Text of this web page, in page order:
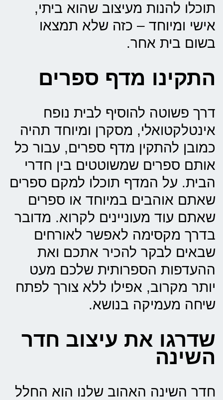
תוכלו להנות מעיצוב שהוא ביתי,
אישי ומיוחד – כזה שלא תמצאו
בשום בית אחר.
התקינו מדף ספרים
דרך פשוטה להוסיף לבית נופח
אינטלקטואלי, מסקרן ומיוחד תהיה
כמובן להתקין מדף ספרים, עבור כל
אותם ספרים שמשוטטים בין חדרי
הבית. על המדף תוכלו למקם ספרים
שאתם אוהבים במיוחד או ספרים
שאתם עוד מעוניינים לקרוא. מדובר
בדרך מקסימה לאפשר לאורחים
שבאים לבקר להכיר אתכם ואת
ההעדפות הספרותית שלכם מעט
יותר מקרוב, אפילו ללא צורך לפתח
שיחה מעמיקה בנושא.
שדרגו את עיצוב חדר
השינה
חדר השינה האהוב שלנו הוא החלל